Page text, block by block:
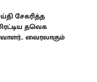
சேகரித்த
தவெக
வைரலாகும்